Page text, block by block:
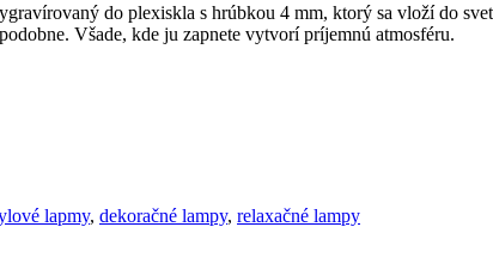
do plexiskla s hrúbkou 4 mm, ktorý sa vloží do
Všade, kde ju zapnete vytvorí príjemnú atmosféru.
lapmy, dekoračné lampy, relaxačné lampy